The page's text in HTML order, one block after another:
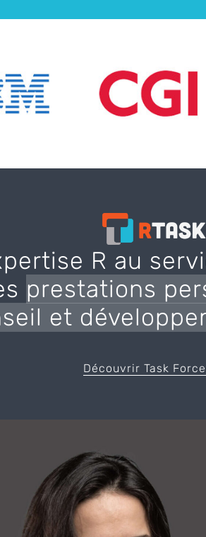
R au
prestations
et
Découvrir Task Force